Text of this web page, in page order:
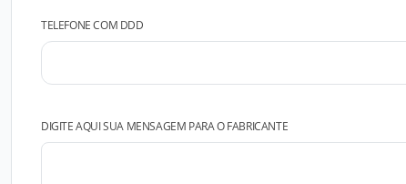
TELEFONE COM DDD
DIGITE AQUI SUA MENSAGEM PARA O FABRICANTE